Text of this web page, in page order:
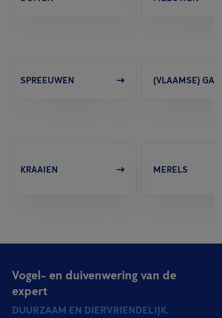
SPREEUWEN (VLAAMSE)
KRAAIEN MERELS
Vogel- en duivenwering van de
expert
DUURZAAM EN DIERVRIENDELIJK.